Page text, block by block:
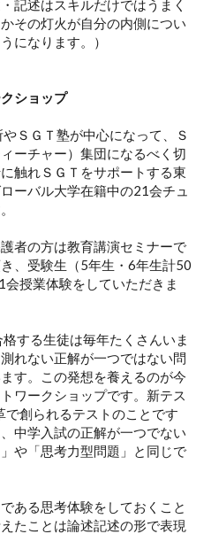
記述はスキルだけではうまく
その灯火が自分の内側につい
になります。）
ショップ
ＳＧＴ塾が中心になって、Ｓ
ーチャー）集団になるべく切
触れＳＧＴをサポートする東
ーバル大学在籍中の21会チュ
者の方は教育講演セミナーで
、受験生（5年生・6年生計50
授業体験をしていただきま
する生徒は毎年たくさんいま
れない正解が一つではない問
す。この発想を養えるのが今
ワークショップです。新テス
で創られるテストのことです
中学入試の正解が一つでない
や「思考力型問題」と同じで
ある思考体験をしておくこと
たことは論述記述の形で表現